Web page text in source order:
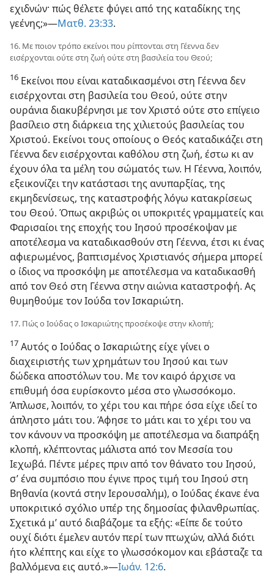
εχιδνών· πώς θέλετε φύγει από της καταδίκης της
γεένης;»—Ματθ. 23:33.
16. Με ποιον τρόπο εκείνοι που ρίπτονται στη Γέεννα δεν
εισέρχονται ούτε στη ζωή ούτε στη βασιλεία του Θεού;
16 Εκείνοι που είναι καταδικασμένοι στη Γέεννα δεν
εισέρχονται στη βασιλεία του Θεού, ούτε στην
ουράνια διακυβέρνησι με τον Χριστό ούτε στο επίγειο
βασίλειο στη διάρκεια της χιλιετούς βασιλείας του
Χριστού. Εκείνοι τους οποίους ο Θεός καταδικάζει στη
Γέεννα δεν εισέρχονται καθόλου στη ζωή, έστω κι αν
έχουν όλα τα μέλη του σώματός των. Η Γέεννα, λοιπόν,
εξεικονίζει την κατάστασι της ανυπαρξίας, της
εκμηδενίσεως, της καταστροφής λόγω κατακρίσεως
του Θεού. Όπως ακριβώς οι υποκριτές γραμματείς και
Φαρισαίοι της εποχής του Ιησού προσέκοψαν με
αποτέλεσμα να καταδικασθούν στη Γέεννα, έτσι κι ένας
αφιερωμένος, βαπτισμένος Χριστιανός σήμερα μπορεί
ο ίδιος να προσκόψη με αποτέλεσμα να καταδικασθή
από τον Θεό στη Γέεννα στην αιώνια καταστροφή. Ας
θυμηθούμε τον Ιούδα τον Ισκαριώτη.
17. Πώς ο Ιούδας ο Ισκαριώτης προσέκοψε στην κλοπή;
17 Αυτός ο Ιούδας ο Ισκαριώτης είχε γίνει ο
διαχειριστής των χρημάτων του Ιησού και των
δώδεκα αποστόλων του. Με τον καιρό άρχισε να
επιθυμή όσα ευρίσκοντο μέσα στο γλωσσόκομο.
Άπλωσε, λοιπόν, το χέρι του και πήρε όσα είχε ιδεί το
άπληστο μάτι του. Άφησε το μάτι και το χέρι του να
τον κάνουν να προσκόψη με αποτέλεσμα να διαπράξη
κλοπή, κλέπτοντας μάλιστα από τον Μεσσία του
Ιεχωβά. Πέντε μέρες πριν από τον θάνατο του Ιησού,
σ’ ένα συμπόσιο που έγινε προς τιμή του Ιησού στη
Βηθανία (κοντά στην Ιερουσαλήμ), ο Ιούδας έκανε ένα
υποκριτικό σχόλιο υπέρ της δημοσίας φιλανθρωπίας.
Σχετικά μ’ αυτό διαβάζομε τα εξής: «Είπε δε τούτο
ουχί διότι έμελεν αυτόν περί των πτωχών, αλλά διότι
ήτο κλέπτης και είχε το γλωσσόκομον και εβάσταζε τα
βαλλόμενα εις αυτό.»—Ιωάν. 12:6.